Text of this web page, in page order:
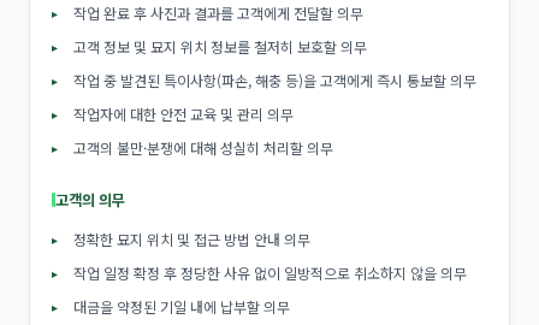
작업 완료 후 사진과 결과를 고객에게 전달할 의무
고객 정보 및 묘지 위치 정보를 철저히 보호할 의무
작업 중 발견된 특이사항(파손, 해충 등)을 고객에게 즉시 통보할 의무
작업자에 대한 안전 교육 및 관리 의무
고객의 불만·분쟁에 대해 성실히 처리할 의무
고객의 의무
정확한 묘지 위치 및 접근 방법 안내 의무
작업 일정 확정 후 정당한 사유 없이 일방적으로 취소하지 않을 의무
대금을 약정된 기일 내에 납부할 의무